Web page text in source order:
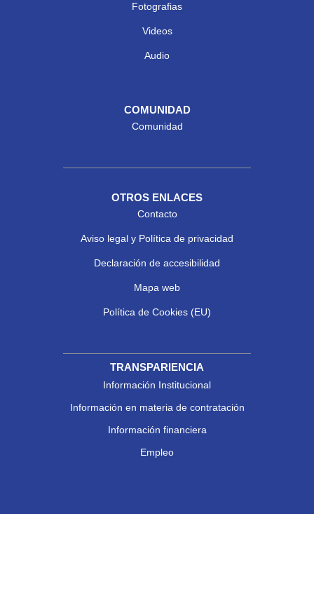
Fotografias
Videos
Audio
COMUNIDAD
Comunidad
OTROS ENLACES
Contacto
Aviso legal y Política de privacidad
Declaración de accesibilidad
Mapa web
Política de Cookies (EU)
TRANSPARIENCIA
Información Institucional
Información en materia de contratación
Información financiera
Empleo